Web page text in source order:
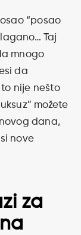
“posao
Taj
mnogo
da
nije nešto
možete
dana,
nove
za